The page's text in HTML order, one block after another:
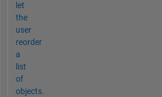
let
the
user
reorder
a
list
of
objects.